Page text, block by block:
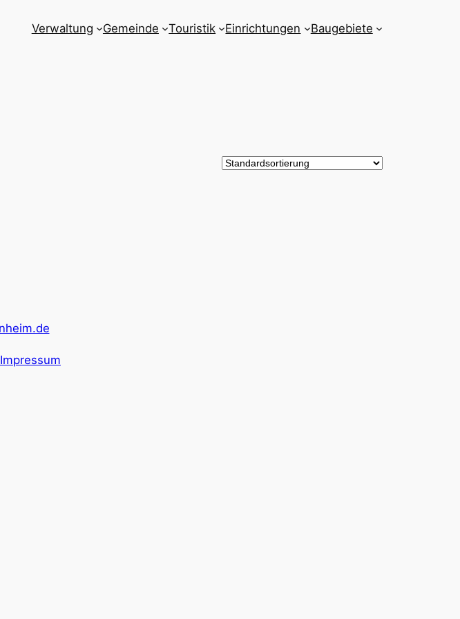
Verwaltung Gemeinde Touristik Einrichtungen Baugebiete
Impressum